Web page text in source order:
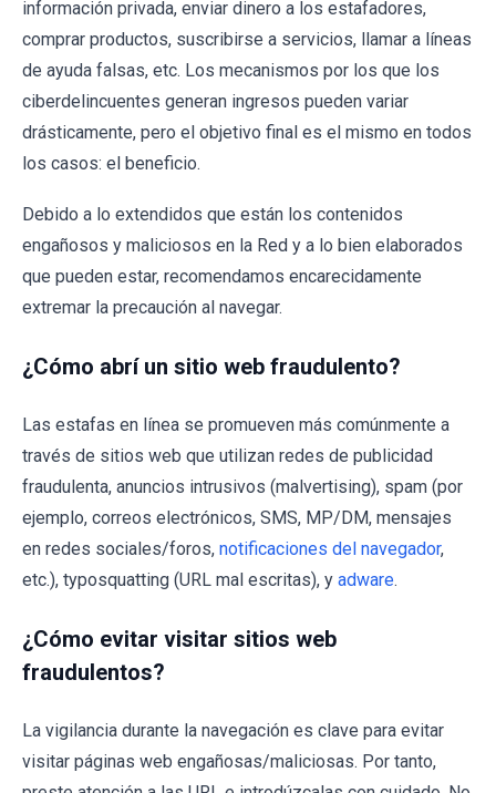
información privada, enviar dinero a los estafadores,
comprar productos, suscribirse a servicios, llamar a líneas
de ayuda falsas, etc. Los mecanismos por los que los
ciberdelincuentes generan ingresos pueden variar
drásticamente, pero el objetivo final es el mismo en todos
los casos: el beneficio.
Debido a lo extendidos que están los contenidos
engañosos y maliciosos en la Red y a lo bien elaborados
que pueden estar, recomendamos encarecidamente
extremar la precaución al navegar.
¿Cómo abrí un sitio web fraudulento?
Las estafas en línea se promueven más comúnmente a
través de sitios web que utilizan redes de publicidad
fraudulenta, anuncios intrusivos (malvertising), spam (por
ejemplo, correos electrónicos, SMS, MP/DM, mensajes
en redes sociales/foros, notificaciones del navegador,
etc.), typosquatting (URL mal escritas), y adware.
¿Cómo evitar visitar sitios web
fraudulentos?
La vigilancia durante la navegación es clave para evitar
visitar páginas web engañosas/maliciosas. Por tanto,